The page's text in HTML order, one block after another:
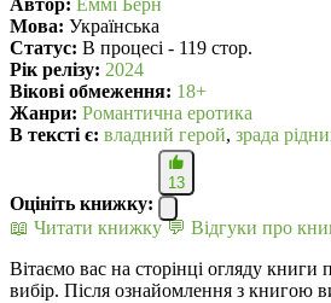
Автор: Еммі Берн
Мова: Українська
Статус: В процесі - 119 стор.
Рік релізу: 2024
Вікові обмеження: 18+
Жанри: Романтична еротика
В текcті є: владний герой, зрада
Оцініть книжку:
13
📖 Читати книжку 💬 Відгуки про
Вітаємо вас на сторінці огляду
вибір. Після ознайомлення з книгою